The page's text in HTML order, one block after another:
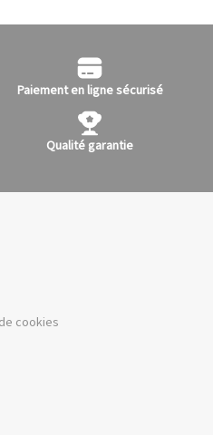
Paiement en ligne sécurisé
Qualité garantie
cookies